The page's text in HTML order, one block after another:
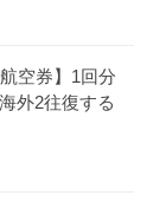
空券】1回分
外2往復する